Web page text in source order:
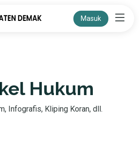
Masuk
Hukum
Infografis, Kliping Koran, dll.